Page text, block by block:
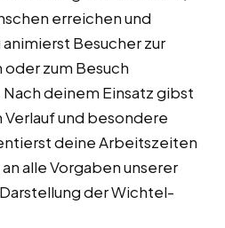
erreichen und
Besucher zur
zum Besuch
deinem Einsatz gibst
und besondere
deine Arbeitszeiten
alle Vorgaben unserer
der Wichtel-